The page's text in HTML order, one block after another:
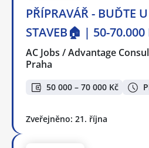
PŘÍPRAVÁŘ - BUĎTE
STAVEB🏠 | 50-70.000
AC Jobs / Advantage
Praha
50 000 – 70 000 Kč
Zveřejněno: 21. října